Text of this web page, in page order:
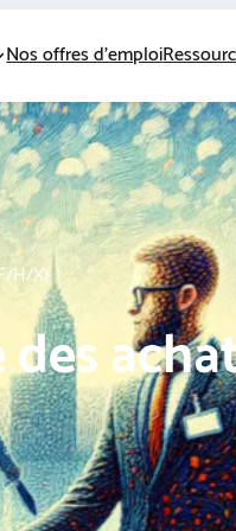
Nos offres d’emploi
H/X)
des